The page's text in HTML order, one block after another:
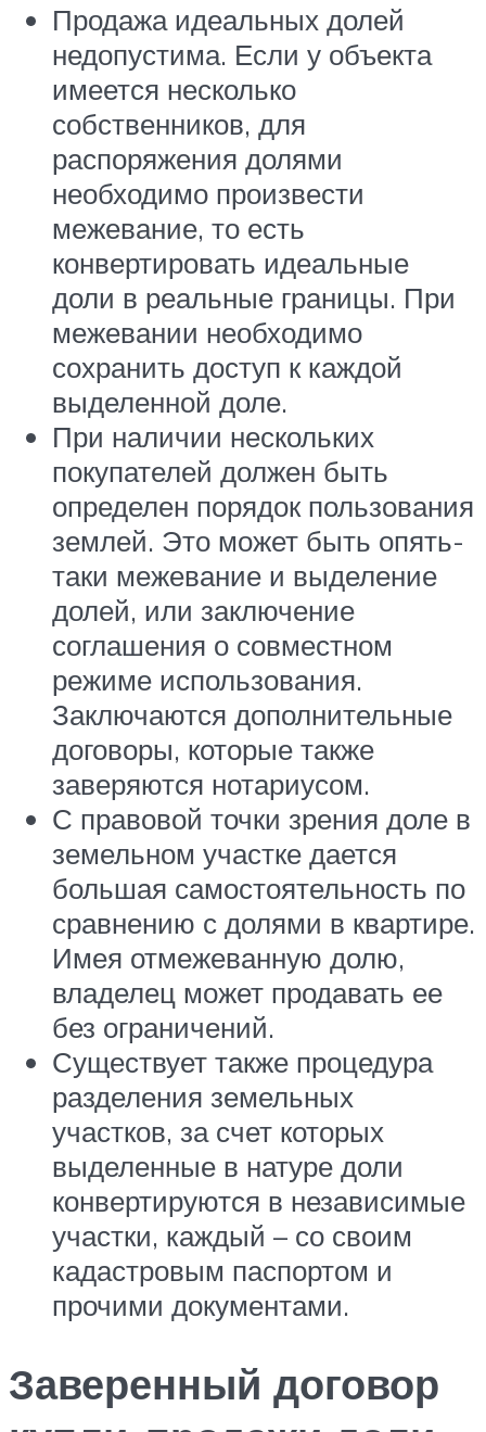
Продажа идеальных долей
недопустима. Если у объекта
имеется несколько
собственников, для
распоряжения долями
необходимо произвести
межевание, то есть
конвертировать идеальные
доли в реальные границы. При
межевании необходимо
сохранить доступ к каждой
выделенной доле.
При наличии нескольких
покупателей должен быть
определен порядок пользования
землей. Это может быть опять-
таки межевание и выделение
долей, или заключение
соглашения о совместном
режиме использования.
Заключаются дополнительные
договоры, которые также
заверяются нотариусом.
С правовой точки зрения доле в
земельном участке дается
большая самостоятельность по
сравнению с долями в квартире.
Имея отмежеванную долю,
владелец может продавать ее
без ограничений.
Существует также процедура
разделения земельных
участков, за счет которых
выделенные в натуре доли
конвертируются в независимые
участки, каждый – со своим
кадастровым паспортом и
прочими документами.
Заверенный договор